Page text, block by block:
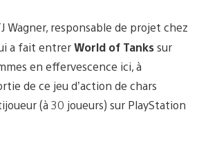
Wagner, responsable de projet chez
a fait entrerWorld of Tankssur
en effervescence ici, à
de ce jeu d’action de chars
(à 30 joueurs) sur PlayStation